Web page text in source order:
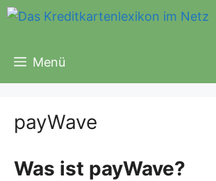
Zum
Inhalt
Menü
payWave
Was ist payWave?